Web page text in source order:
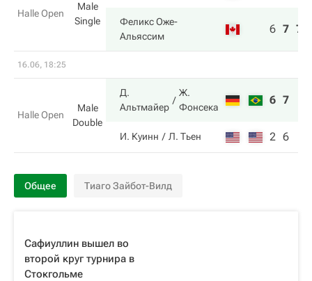
Halle Open
Male
Single
Феликс Оже-
Альяссим
6 7 7
16.06, 18:25
Halle Open
Male
Double
Д.
Альтмайер
Ж.
Фонсека
6 7
И. Куинн Л. Тьен 2 6
Общее Тиаго Зайбот-Вилд
Сафиуллин вышел во
второй круг турнира в
Стокгольме